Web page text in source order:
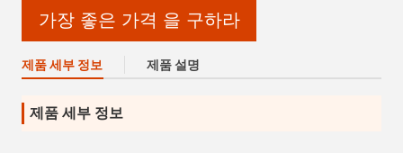
가장 좋은 가격 을 구하라
제품 세부 정보 제품 설명
제품 세부 정보